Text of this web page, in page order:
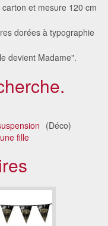
et mesure 120 cm
dorées à typographie
devient Madame".
(Déco)
fille